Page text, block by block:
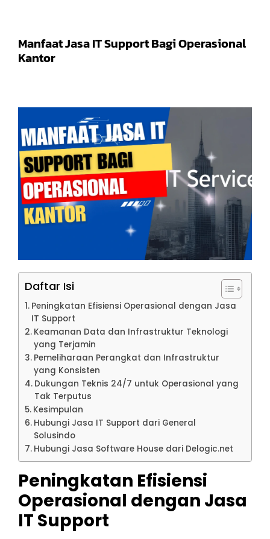
Manfaat Jasa IT Support Bagi Operasional
Kantor
Daftar Isi
Peningkatan Efisiensi Operasional dengan Jasa
IT Support
Keamanan Data dan Infrastruktur Teknologi
yang Terjamin
Pemeliharaan Perangkat dan Infrastruktur
yang Konsisten
Dukungan Teknis 24/7 untuk Operasional yang
Tak Terputus
Kesimpulan
Hubungi Jasa IT Support dari General
Solusindo
Hubungi Jasa Software House dari Delogic.net
Peningkatan Efisiensi
Operasional dengan Jasa
IT Support